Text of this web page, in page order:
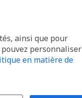
ainsi que pour
personnaliser
en matière de